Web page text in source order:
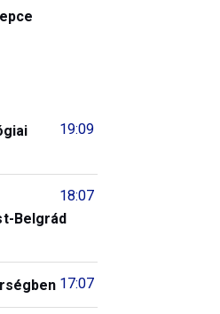
19:09
18:07
Belgrád
17:07